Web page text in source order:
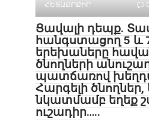
ՀԵՏԱՔՐՔԻՐ
0
Ցավալի դեպք.
հանգստացող 5 և
երեխաները
ծնողների
պատճառով
Հարգելի
նկատմամբ եղեք
ուշադիր…..